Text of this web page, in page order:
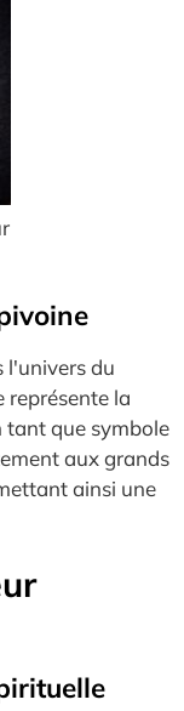
l'univers du
représente la
tant que symbole
aux grands
ainsi une